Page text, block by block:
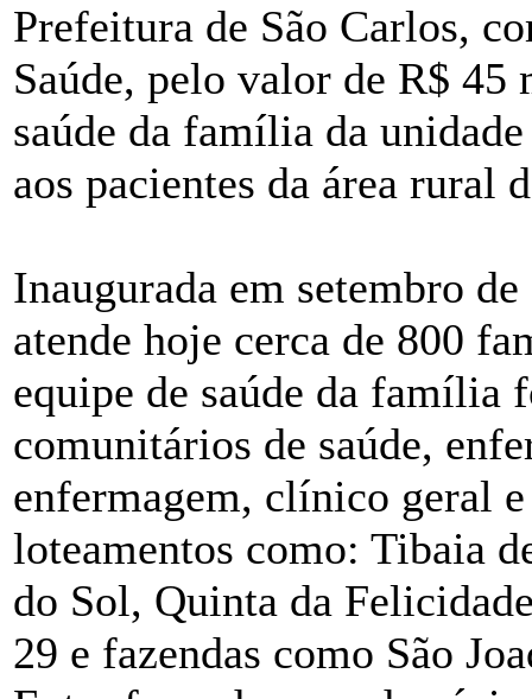
Prefeitura de São Carlos,
Saúde, pelo valor de R$ 45
saúde da família da
aos pacientes da área rural
Inaugurada em setembro
atende hoje cerca de 800
equipe de saúde da família
comunitários de saúde,
enfermagem, clínico geral
loteamentos como: Tibaia
do Sol, Quinta da
29 e fazendas como São